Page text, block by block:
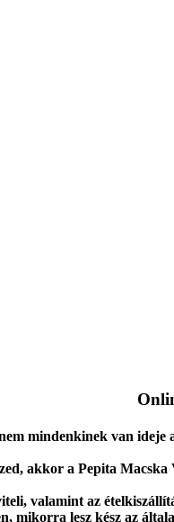
mindenkinek van
akkor a Pepita
valamint az
mikorra lesz kész az